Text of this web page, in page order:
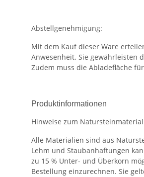
Abstellgenehmigung:
Mit dem Kauf dieser Ware
Anwesenheit. Sie gewährleisten
Zudem muss die Abladefläche
Produktinformationen
Hinweise zum
Alle Materialien sind aus
Lehm und Staubanhaftungen
zu 15 % Unter- und Überkorn
Bestellung einzurechnen. Sie